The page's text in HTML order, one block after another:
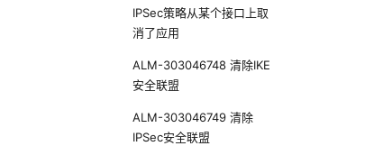
IPSec策略从某个接口上取
消了应用
ALM-303046748 清除IKE
安全联盟
ALM-303046749 清除
IPSec安全联盟